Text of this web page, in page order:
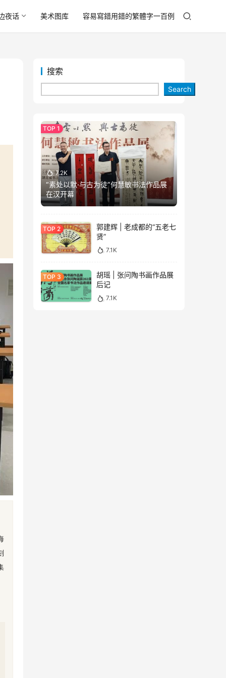
夜话 美术图库 容易寫錯用錯的繁體字一百例
搜索
Search
7.2K
“素处以默·与古为徒”何慧敏书法作品展
在汉开幕
郭建辉 | 老成都的“五老七
贤”
7.1K
胡瑶 | 张问陶书画作品展
后记
7.1K